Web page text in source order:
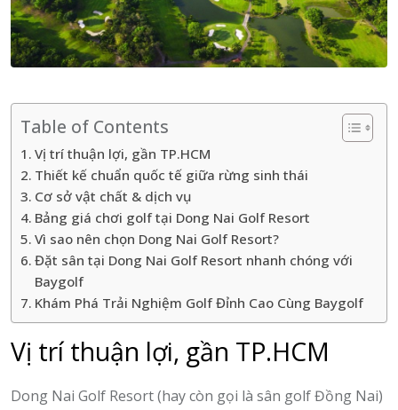
Table of Contents
Vị trí thuận lợi, gần TP.HCM
Thiết kế chuẩn quốc tế giữa rừng sinh thái
Cơ sở vật chất & dịch vụ
Bảng giá chơi golf tại Dong Nai Golf Resort
Vì sao nên chọn Dong Nai Golf Resort?
Đặt sân tại Dong Nai Golf Resort nhanh chóng với
Baygolf
Khám Phá Trải Nghiệm Golf Đỉnh Cao Cùng Baygolf
Vị trí thuận lợi, gần TP.HCM
Dong Nai Golf Resort (hay còn gọi là sân golf Đồng Nai)